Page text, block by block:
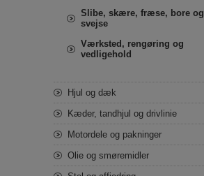
Slibe, skære, fræse, bore og
svejse
Værksted, rengøring og
vedligehold
Hjul og dæk
Kæder, tandhjul og drivlinie
Motordele og pakninger
Olie og smøremidler